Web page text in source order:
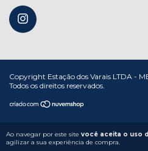
Ao navegar por este site você aceita o uso
agilizar a sua experiência de compra.
Copyright Estação dos Varais LTDA -
Todos os direitos reservados.